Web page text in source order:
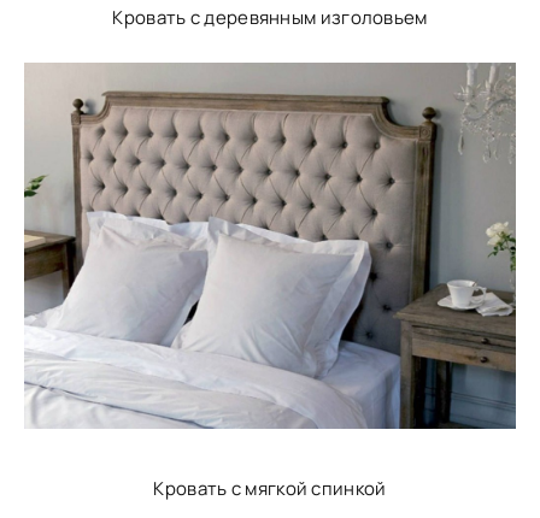
Кровать с деревянным изголовьем
Кровать с мягкой спинкой